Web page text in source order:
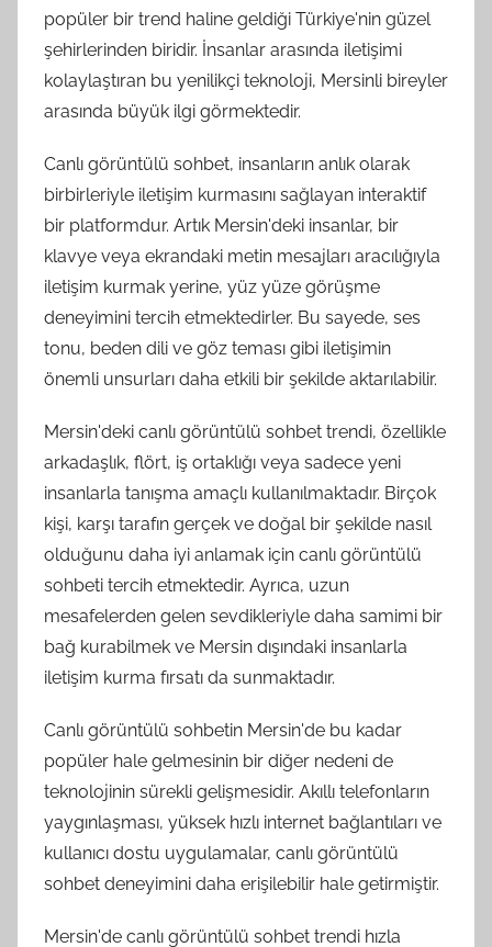
popüler bir trend haline geldiği Türkiye'nin güzel
şehirlerinden biridir. İnsanlar arasında iletişimi
kolaylaştıran bu yenilikçi teknoloji, Mersinli bireyler
arasında büyük ilgi görmektedir.
Canlı görüntülü sohbet, insanların anlık olarak
birbirleriyle iletişim kurmasını sağlayan interaktif
bir platformdur. Artık Mersin'deki insanlar, bir
klavye veya ekrandaki metin mesajları aracılığıyla
iletişim kurmak yerine, yüz yüze görüşme
deneyimini tercih etmektedirler. Bu sayede, ses
tonu, beden dili ve göz teması gibi iletişimin
önemli unsurları daha etkili bir şekilde aktarılabilir.
Mersin'deki canlı görüntülü sohbet trendi, özellikle
arkadaşlık, flört, iş ortaklığı veya sadece yeni
insanlarla tanışma amaçlı kullanılmaktadır. Birçok
kişi, karşı tarafın gerçek ve doğal bir şekilde nasıl
olduğunu daha iyi anlamak için canlı görüntülü
sohbeti tercih etmektedir. Ayrıca, uzun
mesafelerden gelen sevdikleriyle daha samimi bir
bağ kurabilmek ve Mersin dışındaki insanlarla
iletişim kurma fırsatı da sunmaktadır.
Canlı görüntülü sohbetin Mersin'de bu kadar
popüler hale gelmesinin bir diğer nedeni de
teknolojinin sürekli gelişmesidir. Akıllı telefonların
yaygınlaşması, yüksek hızlı internet bağlantıları ve
kullanıcı dostu uygulamalar, canlı görüntülü
sohbet deneyimini daha erişilebilir hale getirmiştir.
Mersin'de canlı görüntülü sohbet trendi hızla